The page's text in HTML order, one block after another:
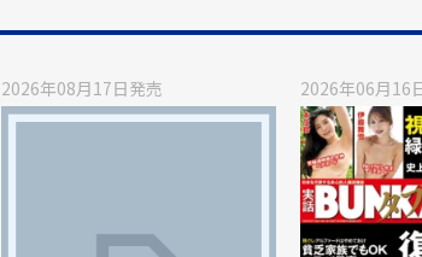
2026年08月17日発売 2026年06月16